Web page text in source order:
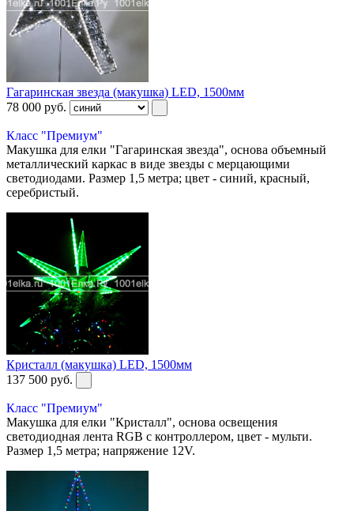
Гагаринская звезда (макушка) LED, 1500мм
78 000 руб.
Класс "Премиум"
Макушка для елки "Гагаринская звезда", основа объемный
металлический каркас в виде звезды с мерцающими
светодиодами. Размер 1,5 метра; цвет - синий, красный,
серебристый.
Кристалл (макушка) LED, 1500мм
137 500 руб.
Класс "Премиум"
Макушка для елки "Кристалл", основа освещения
светодиодная лента RGB с контроллером, цвет - мульти.
Размер 1,5 метра; напряжение 12V.